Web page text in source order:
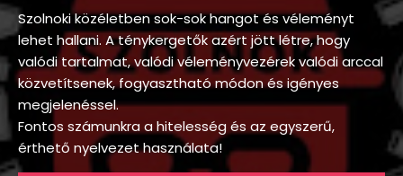
Szolnoki közéletben sok-sok hangot és véleményt
lehet hallani. A ténykergetők azért jött létre, hogy
valódi tartalmat, valódi véleményvezérek valódi arccal
közvetítsenek, fogyasztható módon és igényes
megjelenéssel.
Fontos számunkra a hitelesség és az egyszerű,
érthető nyelvezet használata!